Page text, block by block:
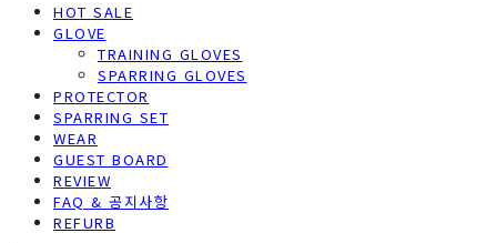
HOT SALE
GLOVE
TRAINING GLOVES
SPARRING GLOVES
PROTECTOR
SPARRING SET
WEAR
GUEST BOARD
REVIEW
FAQ & 공지사항
REFURB